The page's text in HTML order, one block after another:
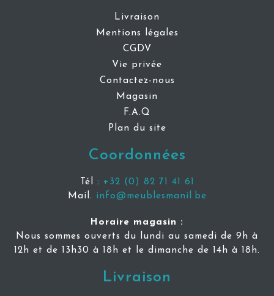
Livraison
Mentions légales
CGDV
Vie privée
Contactez-nous
Magasin
F.A.Q
Plan du site
Coordonnées
Tél : +32 (0) 82 71 41 61
Mail. info@meublesmanil.be
Horaire magasin :
Nous sommes ouverts du lundi au samedi de 9h à
12h et de 13h30 à 18h et le dimanche de 14h à 18h.
Livraison